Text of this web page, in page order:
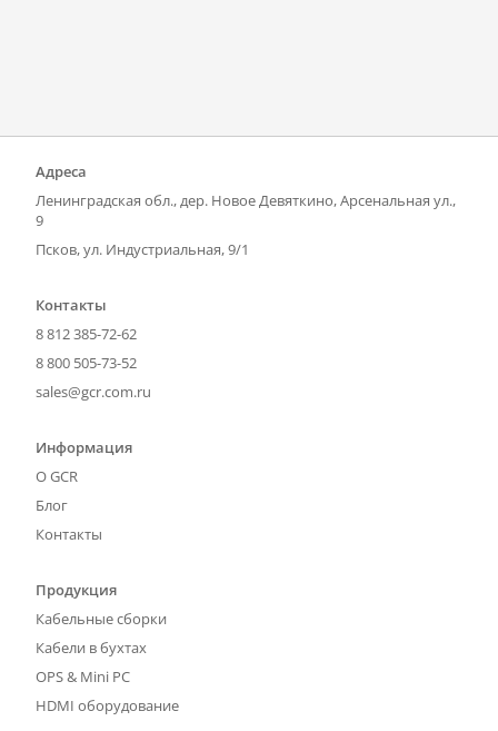
Адреса
Ленинградская обл., дер. Новое Девяткино, Арсенальная ул.,
9
Псков, ул. Индустриальная, 9/1
Контакты
8 812 385-72-62
8 800 505-73-52
sales@gcr.com.ru
Информация
О GCR
Блог
Контакты
Продукция
Кабельные сборки
Кабели в бухтах
OPS & Mini PC
HDMI оборудование